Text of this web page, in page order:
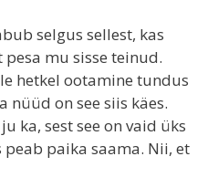
selgus sellest, kas
mu sisse teinud.
hetkel ootamine tundus
nüüd on see siis käes.
ka, sest see on vaid üks
paika saama. Nii, et